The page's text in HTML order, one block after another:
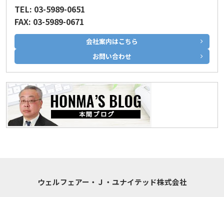
TEL: 03-5989-0651
FAX: 03-5989-0671
会社案内はこちら
お問い合わせ
ウェルフェアー・Ｊ・ユナイテッド株式会社